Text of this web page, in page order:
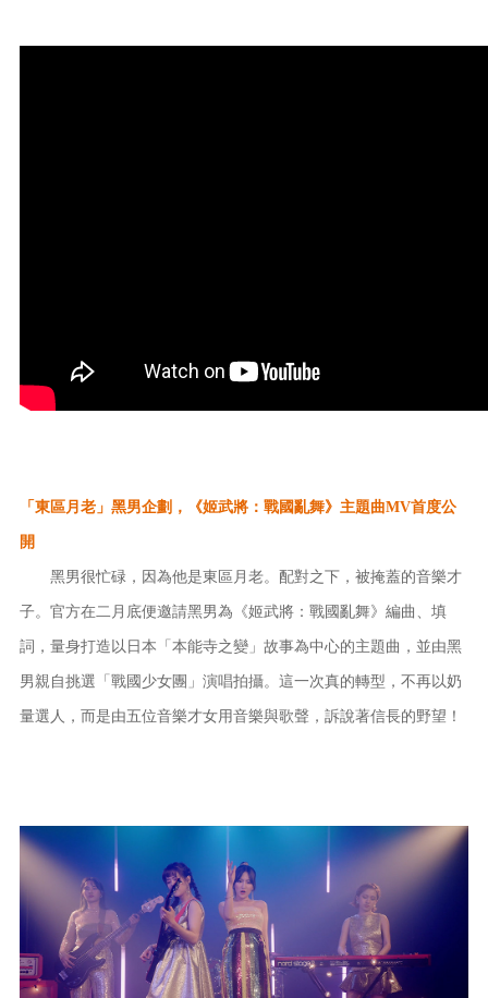
「東區月老」黑男企劃，《姬武將：戰國亂舞》主題曲MV首度公
開
黑男很忙碌，因為他是東區月老。配對之下，被掩蓋的音樂才
子。官方在二月底便邀請黑男為《姬武將：戰國亂舞》編曲、填
詞，量身打造以日本「本能寺之變」故事為中心的主題曲，並由黑
男親自挑選「戰國少女團」演唱拍攝。這一次真的轉型，不再以奶
量選人，而是由五位音樂才女用音樂與歌聲，訴說著信長的野望！